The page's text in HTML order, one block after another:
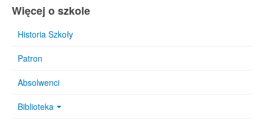
Więcej o szkole
Historia Szkoły
Patron
Absolwenci
Biblioteka